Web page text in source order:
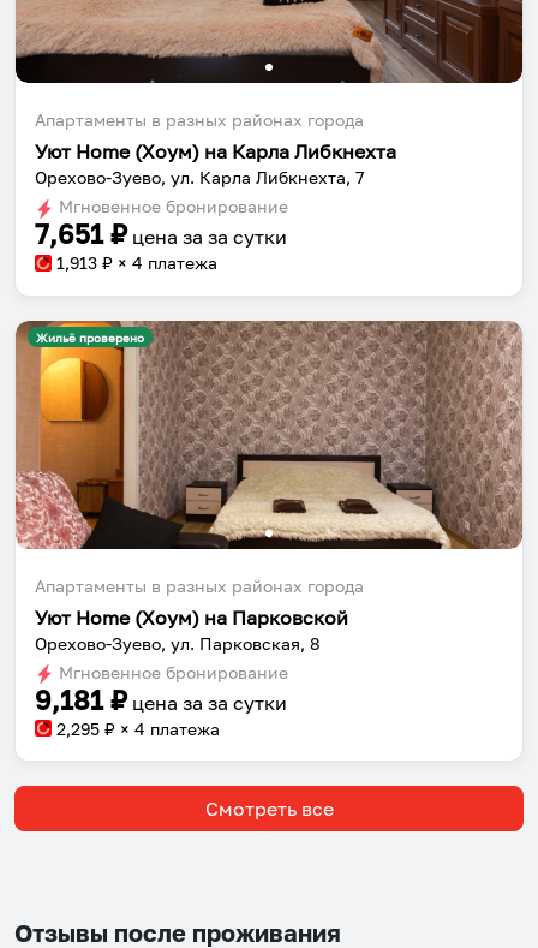
Апартаменты в разных районах города
Уют Home (Хоум) на Карла Либкнехта
Орехово-Зуево, ул. Карла Либкнехта, 7
Мгновенное бронирование
7,651₽ цена за за сутки
1,913 ₽ × 4 платежа
Жильё проверено
Апартаменты в разных районах города
Уют Home (Хоум) на Парковской
Орехово-Зуево, ул. Парковская, 8
Мгновенное бронирование
9,181₽ цена за за сутки
2,295 ₽ × 4 платежа
Смотреть все
Отзывы после проживания